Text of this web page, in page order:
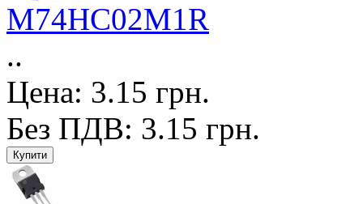
M74HC02M1R
..
Цена: 3.15 грн.
Без ПДВ: 3.15 грн.